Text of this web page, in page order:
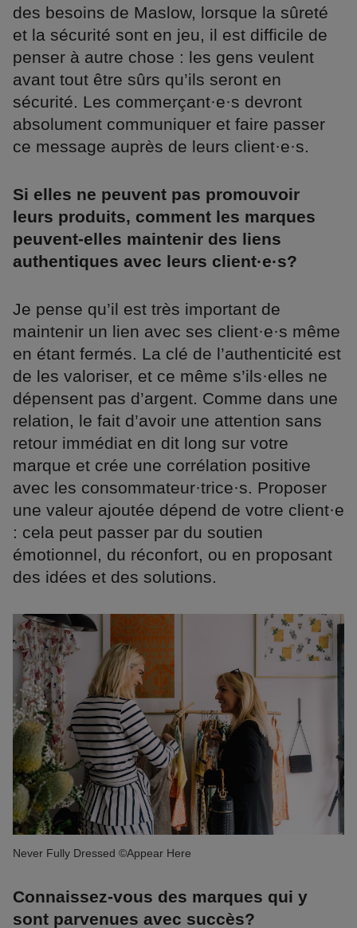
des besoins de Maslow, lorsque la sûreté
et la sécurité sont en jeu, il est difficile de
penser à autre chose : les gens veulent
avant tout être sûrs qu’ils seront en
sécurité. Les commerçant·e·s devront
absolument communiquer et faire passer
ce message auprès de leurs client·e·s.
Si elles ne peuvent pas promouvoir
leurs produits, comment les marques
peuvent-elles maintenir des liens
authentiques avec leurs client·e·s?
Je pense qu’il est très important de
maintenir un lien avec ses client·e·s même
en étant fermés. La clé de l’authenticité est
de les valoriser, et ce même s’ils·elles ne
dépensent pas d’argent. Comme dans une
relation, le fait d’avoir une attention sans
retour immédiat en dit long sur votre
marque et crée une corrélation positive
avec les consommateur·trice·s. Proposer
une valeur ajoutée dépend de votre client·e
: cela peut passer par du soutien
émotionnel, du réconfort, ou en proposant
des idées et des solutions.
Never Fully Dressed ©Appear Here
Connaissez-vous des marques qui y
sont parvenues avec succès?